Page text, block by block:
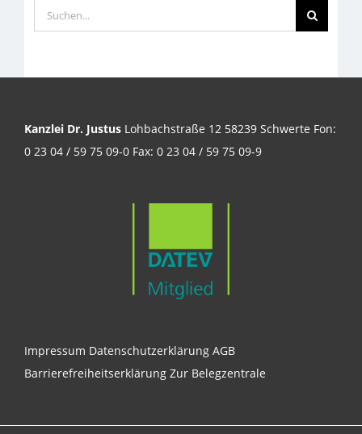
Suche
nach:
Kanzlei Dr. Justus Lohbachstraße 12 58239 Schwerte Fon:
0 23 04 / 59 75 09-0 Fax: 0 23 04 / 59 75 09-9
Impressum Datenschutzerklärung AGB
Barrierefreiheitserklärung Zur Belegzentrale